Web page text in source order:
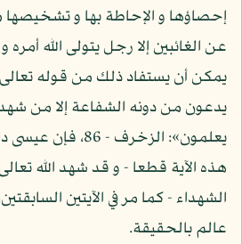
إحصاؤها و الإحاطة بها و
عن الغائبين إلا رجل يتولى الله
يمكن أن يستفاد ذلك من قوله تعالى
يدعون من دونه الشفاعة إلا من
يعلمون»: الزخرف -
هذه الآية قطعا - و قد شهد الله
الشهداء - كما مر في الآيتين
عالم بالحقيقة.